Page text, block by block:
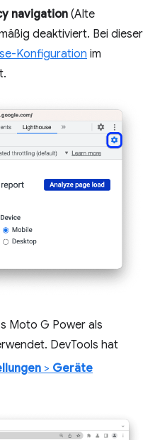
navigation (Alte
deaktiviert. Bei dieser
Konfiguration im
Moto G Power als
DevTools hat
> Geräte